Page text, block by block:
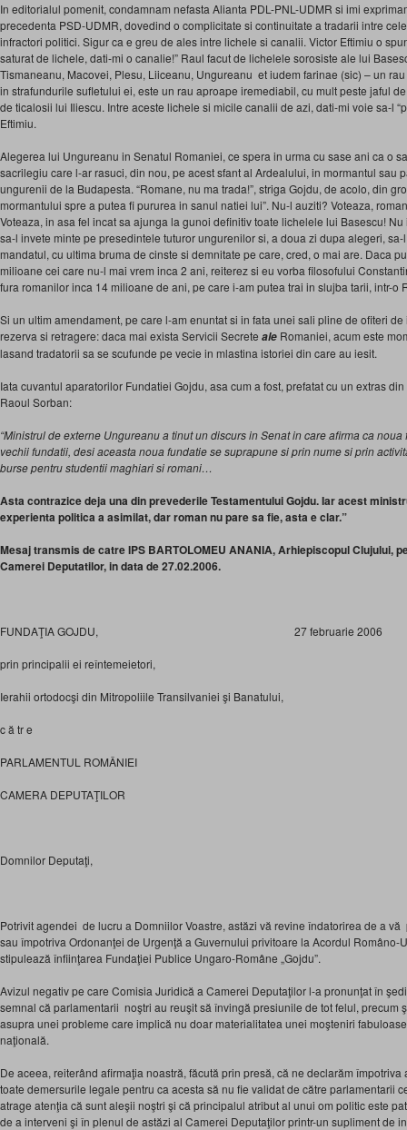
In editorialul pomenit, condamnam nefasta Alianta PDL-PNL-UDMR si imi
precedenta PSD-UDMR, dovedind o complicitate si continuitate a tradarii intre
infractori politici. Sigur ca e greu de ales intre lichele si canalii. Victor Eftimiu o
saturat de lichele, dati-mi o canalie!” Raul facut de lichelele sorosiste ale lui
Tismaneanu, Macovei, Plesu, Liiceanu, Ungureanu et iudem farinae (sic) – un
in strafundurile sufletului ei, este un rau aproape iremediabil, cu mult peste jaful
de ticalosii lui Iliescu. Intre aceste lichele si micile canalii de azi, dati-mi voie sa-l
Eftimiu.
Alegerea lui Ungureanu in Senatul Romaniei, ce spera in urma cu sase ani ca o
sacrilegiu care l-ar rasuci, din nou, pe acest sfant al Ardealului, in mormantul sau
ungurenii de la Budapesta. “Romane, nu ma trada!”, striga Gojdu, de acolo, din
mormantului spre a putea fi pururea in sanul natiei lui”. Nu-l auziti? Voteaza,
Voteaza, in asa fel incat sa ajunga la gunoi definitiv toate lichelele lui Basescu!
sa-l invete minte pe presedintele tuturor ungurenilor si, a doua zi dupa alegeri,
mandatul, cu ultima bruma de cinste si demnitate pe care, cred, o mai are. Daca
milioane cei care nu-l mai vrem inca 2 ani, reiterez si eu vorba filosofului
fura romanilor inca 14 milioane de ani, pe care i-am putea trai in slujba tarii, intr-o
Si un ultim amendament, pe care l-am enuntat si in fata unei sali pline de ofiteri
rezerva si retragere: daca mai exista Servicii Secrete ale Romaniei, acum este
lasand tradatorii sa se scufunde pe vecie in mlastina istoriei din care au iesit.
Iata cuvantul aparatorilor Fundatiei Gojdu, asa cum a fost, prefatat cu un extras
Raoul Sorban:
“Ministrul de externe Ungureanu a tinut un discurs in Senat in care afirma ca
vechii fundatii, desi aceasta noua fundatie se suprapune si prin nume si prin
burse pentru studentii maghiari si romani…
Asta contrazice deja una din prevederile Testamentului Gojdu. Iar acest
experienta politica a asimilat, dar roman nu pare sa fie, asta e clar.”
Mesaj transmis de catre IPS BARTOLOMEU ANANIA, Arhiepiscopul Clujului,
Camerei Deputatilor, in data de 27.02.2006.
FUNDAŢIA GOJDU, 27 februarie 2006
prin principalii ei reîntemeietori,
Ierahii ortodocşi din Mitropoliile Transilvaniei şi Banatului,
c ă tr e
PARLAMENTUL ROMÂNIEI
CAMERA DEPUTAŢILOR
Domnilor Deputaţi,
Potrivit agendei de lucru a Domniilor Voastre, astăzi vă revine îndatorirea de a
sau împotriva Ordonanţei de Urgenţă a Guvernului privitoare la Acordul Româno-
stipulează înfiinţarea Fundaţiei Publice Ungaro-Române „Gojdu”.
Avizul negativ pe care Comisia Juridică a Camerei Deputaţilor l-a pronunţat în
semnal că parlamentarii noştri au reuşit să învingă presiunile de tot felul, precum
asupra unei probleme care implică nu doar materialitatea unei moşteniri
naţională.
De aceea, reiterând afirmaţia noastră, făcută prin presă, că ne declarăm
toate demersurile legale pentru ca acesta să nu fie validat de către parlamentarii
atrage atenţia că sunt aleşii noştri şi că principalul atribut al unui om politic este
de a interveni şi în plenul de astăzi al Camerei Deputaţilor printr-un supliment de